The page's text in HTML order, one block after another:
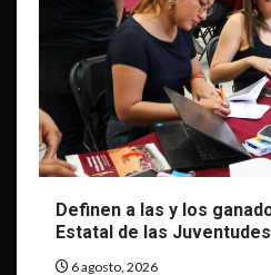
Definen a las y los
Estatal de las
6 agosto, 2026